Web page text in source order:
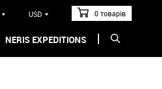
0 товарів
USD
NERIS EXPEDITIONS